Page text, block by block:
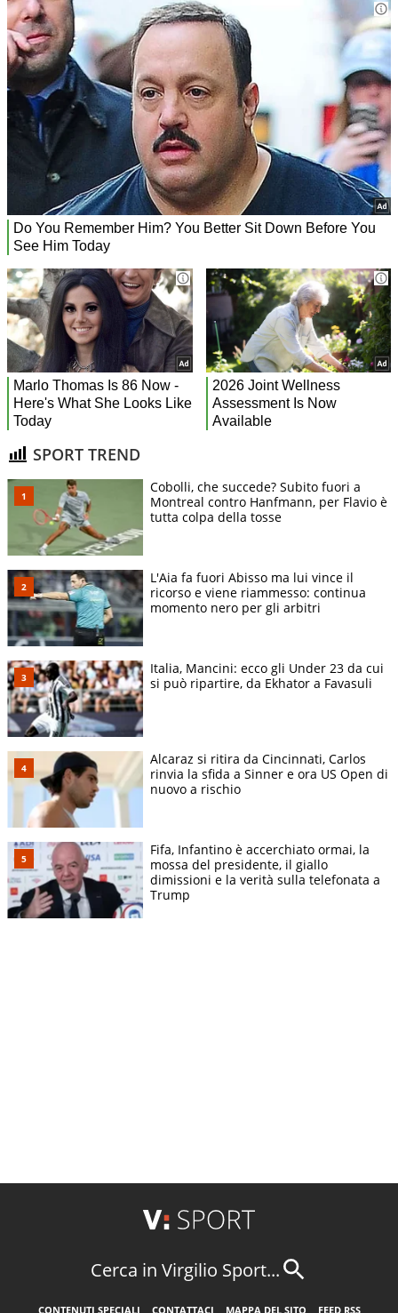
SPORT TREND
Cobolli, che succede? Subito fuori a
Montreal contro Hanfmann, per Flavio è
tutta colpa della tosse
L'Aia fa fuori Abisso ma lui vince il
ricorso e viene riammesso: continua
momento nero per gli arbitri
Italia, Mancini: ecco gli Under 23 da cui
si può ripartire, da Ekhator a Favasuli
Alcaraz si ritira da Cincinnati, Carlos
rinvia la sfida a Sinner e ora US Open di
nuovo a rischio
Fifa, Infantino è accerchiato ormai, la
mossa del presidente, il giallo
dimissioni e la verità sulla telefonata a
Trump
Cerca in Virgilio Sport...
CONTENUTI SPECIALI CONTATTACI MAPPA DEL SITO FEED RSS